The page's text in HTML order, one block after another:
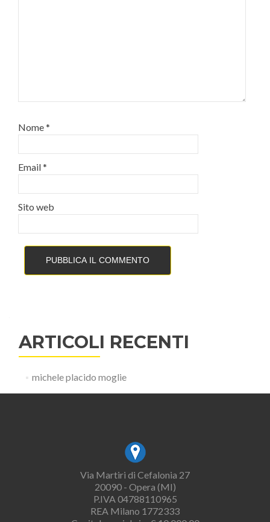
Nome*
Email*
Sito web
ARTICOLI RECENTI
michele placido moglie
Via Martiri di Cefalonia 27
20090 - Opera (MI)
P.IVA 04788110965
REA Milano 1772333